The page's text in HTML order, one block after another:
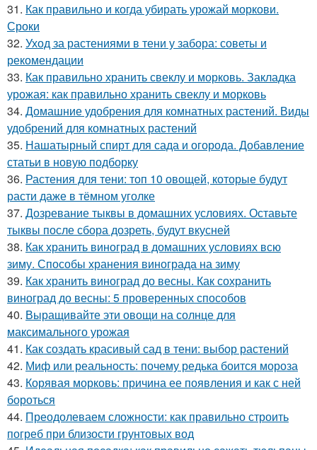
31. Как правильно и когда убирать урожай моркови.
Сроки
32. Уход за растениями в тени у забора: советы и
рекомендации
33. Как правильно хранить свеклу и морковь. Закладка
урожая: как правильно хранить свеклу и морковь
34. Домашние удобрения для комнатных растений. Виды
удобрений для комнатных растений
35. Нашатырный спирт для сада и огорода. Добавление
статьи в новую подборку
36. Растения для тени: топ 10 овощей, которые будут
расти даже в тёмном уголке
37. Дозревание тыквы в домашних условиях. Оставьте
тыквы после сбора дозреть, будут вкусней
38. Как хранить виноград в домашних условиях всю
зиму. Способы хранения винограда на зиму
39. Как хранить виноград до весны. Как сохранить
виноград до весны: 5 проверенных способов
40. Выращивайте эти овощи на солнце для
максимального урожая
41. Как создать красивый сад в тени: выбор растений
42. Миф или реальность: почему редька боится мороза
43. Корявая морковь: причина ее появления и как с ней
бороться
44. Преодолеваем сложности: как правильно строить
погреб при близости грунтовых вод